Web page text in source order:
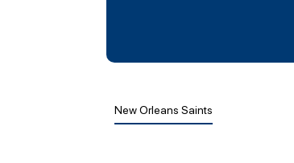
New Orleans Saints